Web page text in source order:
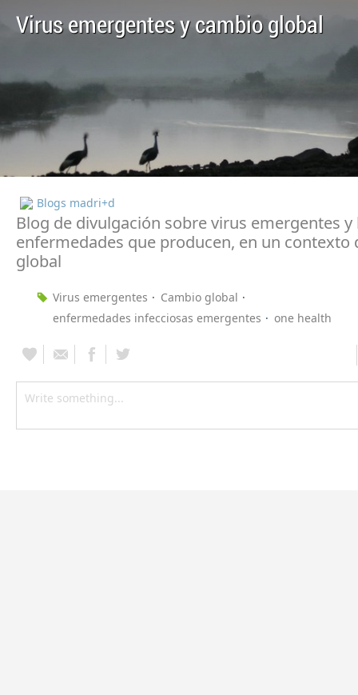
Virus emergentes y cambio global
Blogs madri+d
Blog de divulgación sobre virus emergentes y
enfermedades que producen, en un contexto
global
Virus emergentes
Cambio global
enfermedades infecciosas emergentes
one health